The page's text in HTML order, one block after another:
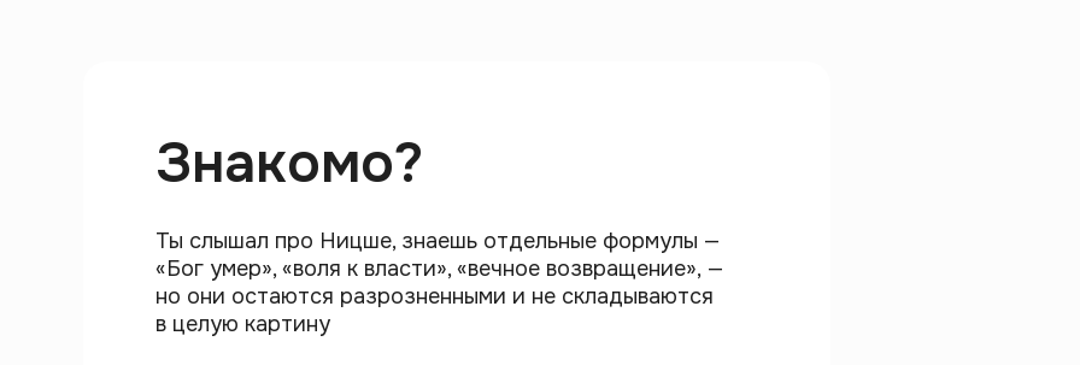
Знакомо?
Ты слышал про Ницше, знаешь отдельные формулы —
«Бог умер», «воля к власти», «вечное возвращение», —
но они остаются разрозненными и не складываются
в целую картину